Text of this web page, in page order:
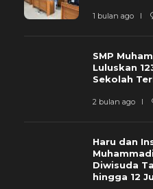
1 bulan ago
SMP
Luluskan
Sekolah
2 bulan ago
Haru dan
Diwisuda
hingga 12